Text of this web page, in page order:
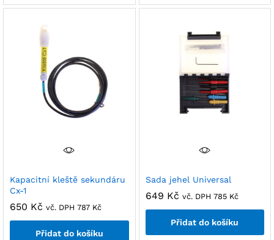
Kapacitní kleště sekundáru
Cx-1
650 Kč vč. DPH 787 Kč
Přidat do košíku
Sada jehel Universal
649 Kč vč. DPH 785 Kč
Přidat do košíku